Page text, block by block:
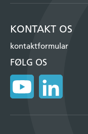
KONTAKT OS
kontaktformular
FØLG OS